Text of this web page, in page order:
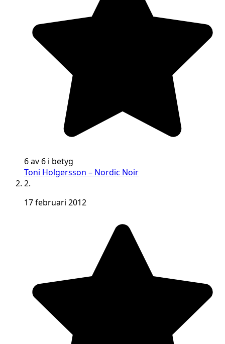
6 av 6 i betyg
Toni Holgersson – Nordic Noir
2.
17 februari 2012